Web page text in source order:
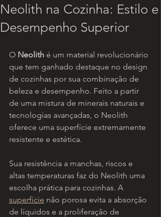
Neolith na Cozinha: Estilo e
Desempenho Superior
O Neolith é um material revolucionário
que tem ganhado destaque no design
de cozinhas por sua combinação de
beleza e desempenho. Feito a partir
de uma mistura de minerais naturais e
tecnologias avançadas, o Neolith
oferece uma superfície extremamente
resistente e estética.
Sua resistência a manchas, riscos e
altas temperaturas faz do Neolith uma
escolha prática para cozinhas. A
superfície não porosa evita a absorção
de líquidos e a proliferação de